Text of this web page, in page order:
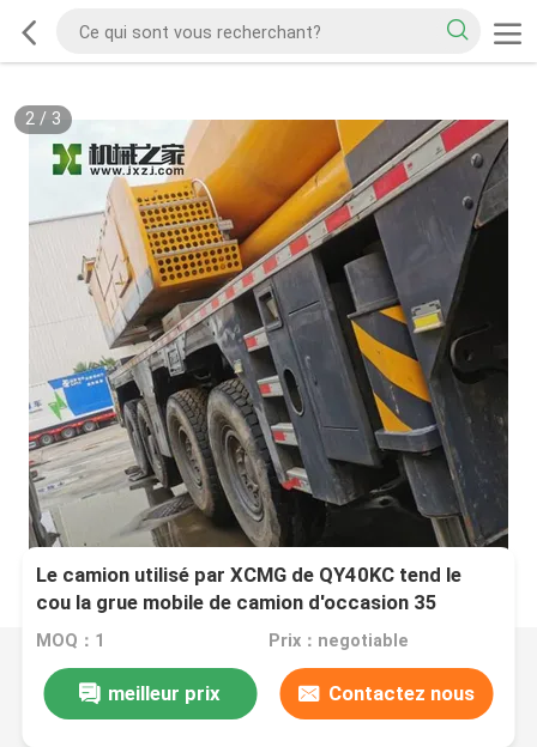
2/ 3
Le camion utilisé par XCMG de QY40KC tend le
cou la grue mobile de camion d'occasion 35
tonnes
MOQ：1 Prix：negotiable
meilleur prix Contactez nous